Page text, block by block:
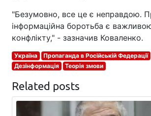
"Безумовно, все це є неправдою.
інформаційна боротьба є
конфлікту," - зазначив Коваленко.
Україна Пропаганда в Російській Федерації
Дезінформація
Теорія змови
Related posts